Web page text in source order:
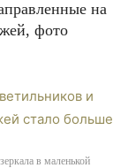
на
фото
в маленькой